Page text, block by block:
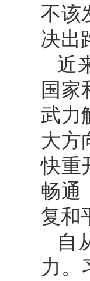
不该
决出
近
国家
武力
大方
快重
畅通
复和
自
力。